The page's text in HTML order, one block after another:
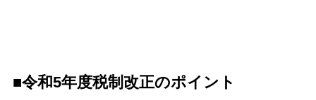
■令和5年度税制改正のポイント